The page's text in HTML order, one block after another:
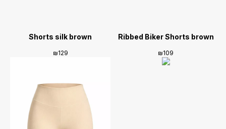
Shorts silk brown
₪129
Ribbed Biker Shorts brown
₪109